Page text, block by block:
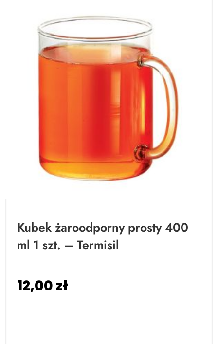
Kubek żaroodporny prosty 400
ml 1 szt. – Termisil
12,00zł